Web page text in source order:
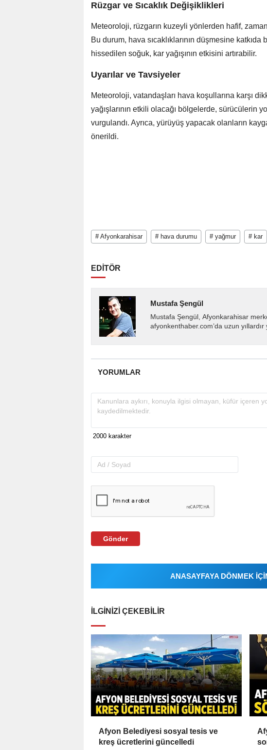
Rüzgar ve Sıcaklık Değişiklikleri
Meteoroloji, rüzgarın kuzeyli yönlerden hafif,
Bu durum, hava sıcaklıklarının düşmesine
hissedilen soğuk, kar yağışının etkisini artırabilir.
Uyarılar ve Tavsiyeler
Meteoroloji, vatandaşları hava koşullarına karşı
yağışlarının etkili olacağı bölgelerde, sürücülerin
vurgulandı. Ayrıca, yürüyüş yapacak olanların
önerildi.
# Afyonkarahisar # hava durumu # yağmur # kar
EDİTÖR
Mustafa Şengül
Mustafa Şengül, Afyonkarahisar
afyonkenthaber.com’da uzun
YORUMLAR
Gönder
ANASAYFAYA DÖNMEK
İLGINIZI ÇEKEBILIR
Afyon Belediyesi sosyal tesis ve
kreş ücretlerini güncelledi